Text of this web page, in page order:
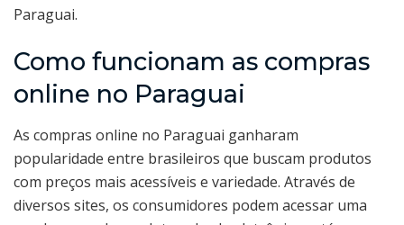
Paraguai.
Como funcionam as compras
online no Paraguai
As compras online no Paraguai ganharam
popularidade entre brasileiros que buscam produtos
com preços mais acessíveis e variedade. Através de
diversos sites, os consumidores podem acessar uma